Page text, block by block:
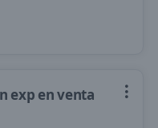
exp en venta